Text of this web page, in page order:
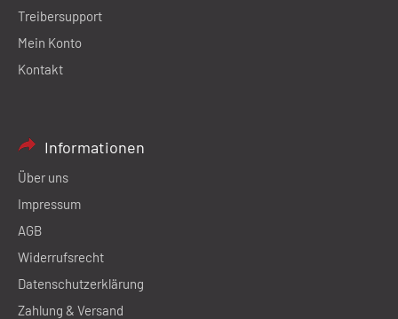
Treibersupport
Mein Konto
Kontakt
Informationen
Über uns
Impressum
AGB
Widerrufsrecht
Datenschutzerklärung
Zahlung & Versand